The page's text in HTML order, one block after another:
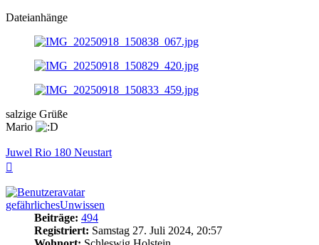
Dateianhänge
salzige Grüße
Mario
Juwel Rio 180 Neustart
gefährlichesUnwissen
Beiträge: 494
Registriert: Samstag 27. Juli 2024, 20:57